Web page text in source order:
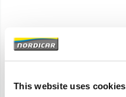
This website uses cookies
Merk
Artikelcode